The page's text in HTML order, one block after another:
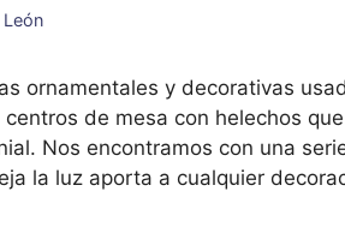
León
ornamentales y decorativas
de mesa con helechos
Nos encontramos con una
la luz aporta a cualquier